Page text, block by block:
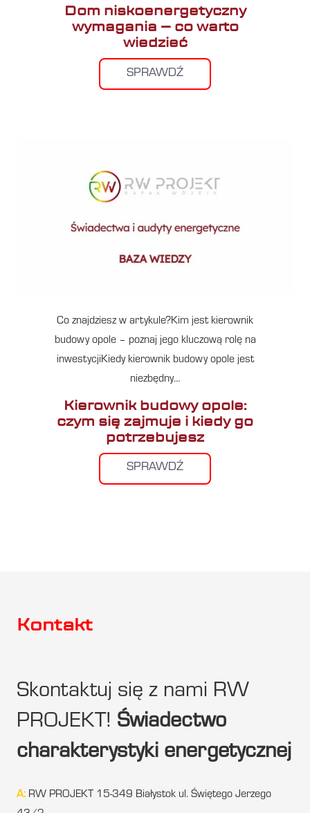
Dom niskoenergetyczny
wymagania – co warto
wiedzieć
SPRAWDŹ
Co znajdziesz w artykule?Kim jest kierownik
budowy opole – poznaj jego kluczową rolę na
inwestycjiKiedy kierownik budowy opole jest
niezbędny…
Kierownik budowy opole:
czym się zajmuje i kiedy go
potrzebujesz
SPRAWDŹ
Kontakt
Skontaktuj się z nami RW
PROJEKT! Świadectwo
charakterystyki energetycznej
A: RW PROJEKT 15-349 Białystok ul. Świętego Jerzego